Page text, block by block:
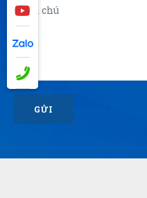
GỬI